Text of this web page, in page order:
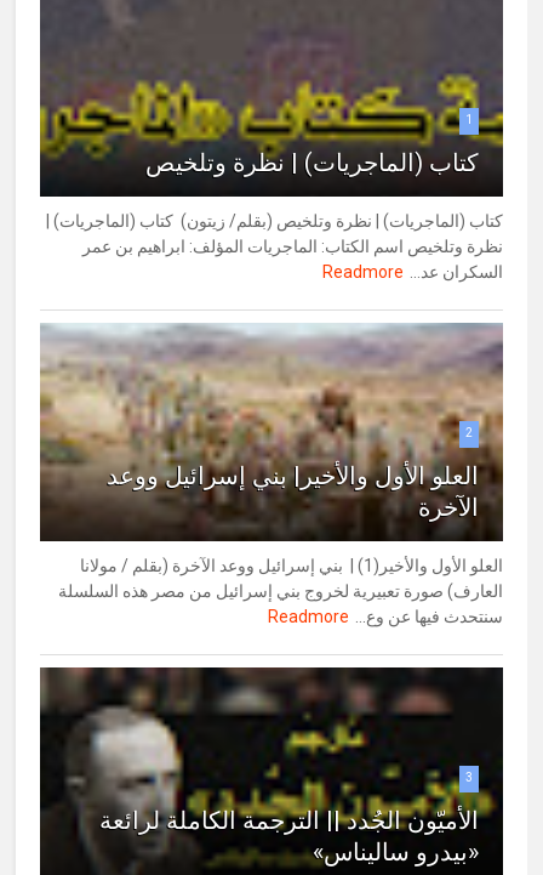
1
كتاب (الماجريات) | نظرة وتلخيص
كتاب (الماجريات) | نظرة وتلخيص (بقلم/ زيتون) كتاب (الماجريات) |
نظرة وتلخيص اسم الكتاب: الماجريات المؤلف: ابراهيم بن عمر
السكران عد...
Readmore
2
العلو الأول والأخير| بني إسرائيل ووعد
الآخرة
العلو الأول والأخير(1) | بني إسرائيل ووعد الآخرة (بقلم / مولانا
العارف) صورة تعبيرية لخروج بني إسرائيل من مصر هذه السلسلة
سنتحدث فيها عن وع...
Readmore
3
الأميّون الجُدد || الترجمة الكاملة لرائعة
«بيدرو ساليناس»